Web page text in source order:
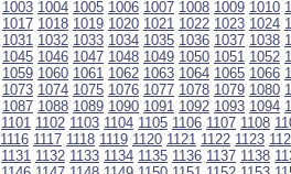
1003 1004 1005 1006 1007 1008 1009 1010
1017 1018 1019 1020 1021 1022 1023 1024
1031 1032 1033 1034 1035 1036 1037 1038
1045 1046 1047 1048 1049 1050 1051 1052
1059 1060 1061 1062 1063 1064 1065 1066
1073 1074 1075 1076 1077 1078 1079 1080
1087 1088 1089 1090 1091 1092 1093 1094
1101 1102 1103 1104 1105 1106 1107 1108
1116 1117 1118 1119 1120 1121 1122 1123
1131 1132 1133 1134 1135 1136 1137 1138